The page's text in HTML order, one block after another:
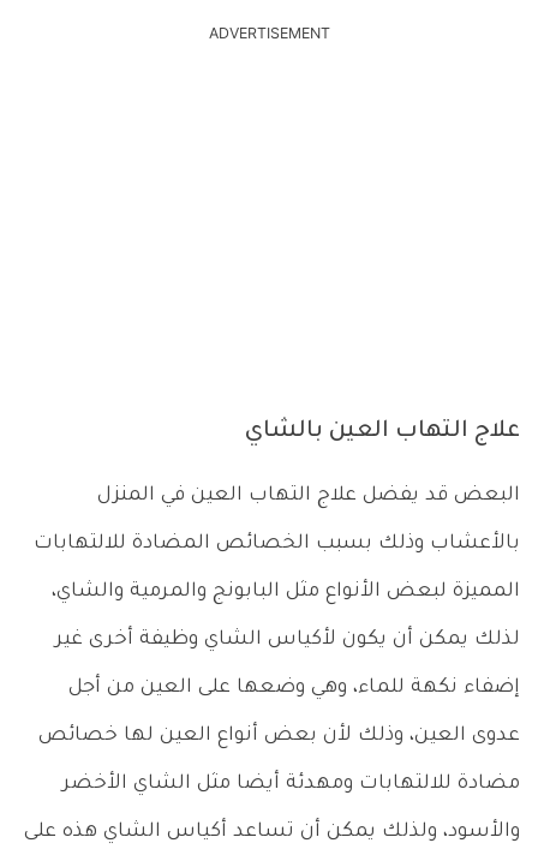
ADVERTISEMENT
علاج التهاب العين بالشاي
البعض قد يفضل علاج التهاب العين في المنزل
بالأعشاب وذلك بسبب الخصائص المضادة للالتهابات
المميزة لبعض الأنواع مثل البابونج والمرمية والشاي،
لذلك يمكن أن يكون لأكياس الشاي وظيفة أخرى غير
إضفاء نكهة للماء، وهي وضعها على العين من أجل
عدوى العين، وذلك لأن بعض أنواع العين لها خصائص
مضادة للالتهابات ومهدئة أيضا مثل الشاي الأخضر
والأسود، ولذلك يمكن أن تساعد أكياس الشاي هذه على